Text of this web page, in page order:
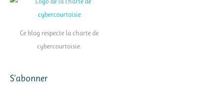
Ce blog respecte la charte de
cybercourtoisie.
S’abonner